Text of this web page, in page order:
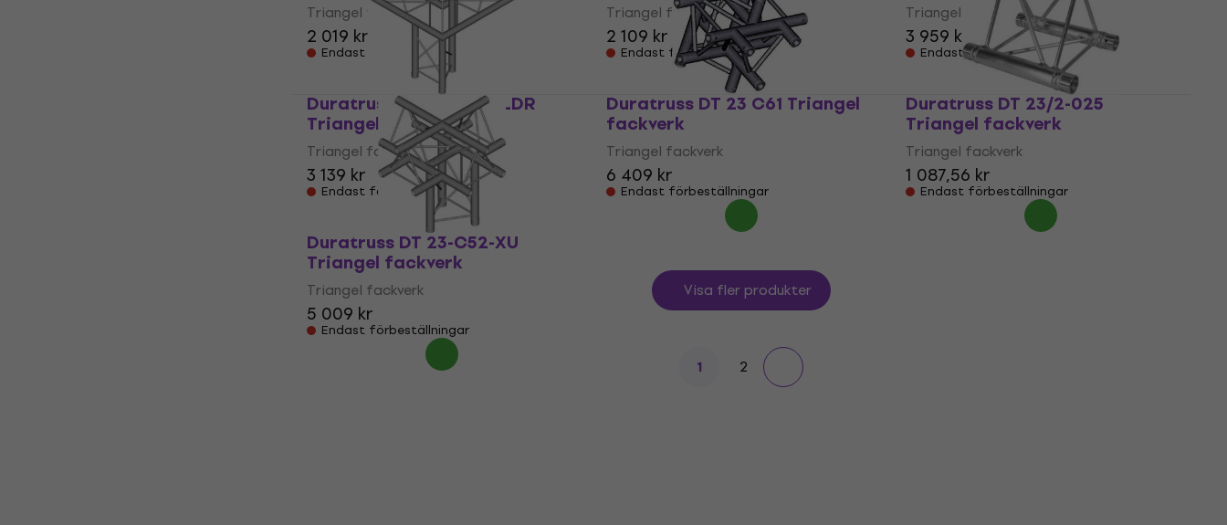
Triangel fackverk
2 019 kr
Endast förbeställningar
Triangel fackverk
2 109 kr
Endast förbeställningar
Triangel fackverk
3 959 kr
Endast förbeställningar
Duratruss DT 23-C31-ULDR
Triangel fackverk
Triangel fackverk
3 139 kr
Endast förbeställningar
Duratruss DT 23 C61 Triangel
fackverk
Triangel fackverk
6 409 kr
Endast förbeställningar
Duratruss DT 23/2-025
Triangel fackverk
Triangel fackverk
1 087,56 kr
Endast förbeställningar
Duratruss DT 23-C52-XU
Triangel fackverk
Triangel fackverk
5 009 kr
Endast förbeställningar
Visa fler produkter
1 2